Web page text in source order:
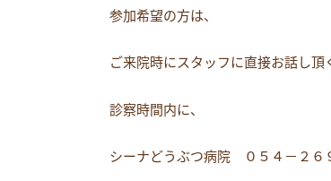
参加希望の方は、
ご来院時にスタッフに直接お話し頂
診察時間内に、
シーナどうぶつ病院 ０５４－２